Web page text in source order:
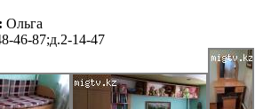
Ольга
46-87;д.2-14-47